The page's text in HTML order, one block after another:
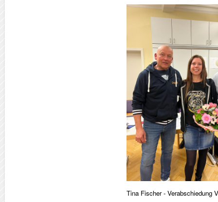
Tina Fischer - Verabschiedung